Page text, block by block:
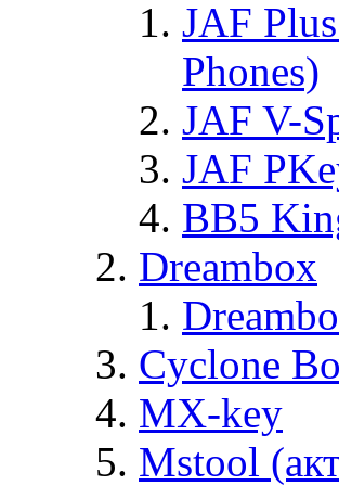
JAF
Phones)
JAF V-
JAF
BB5
Dreambox
Cyclone
MX-key
Mstool